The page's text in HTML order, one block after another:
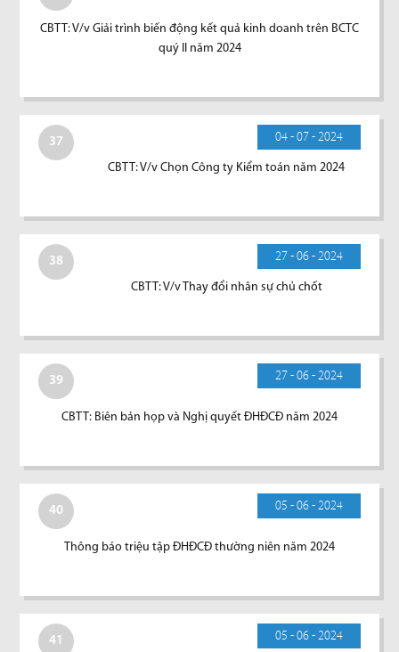
CBTT: V/v Giải trình biến động kết quả kinh doanh trên BCTC
quý II năm 2024
37 04 - 07 - 2024
CBTT: V/v Chọn Công ty Kiểm toán năm 2024
38 27 - 06 - 2024
CBTT: V/v Thay đổi nhân sự chủ chốt
39 27 - 06 - 2024
CBTT: Biên bản họp và Nghị quyết ĐHĐCĐ năm 2024
40 05 - 06 - 2024
Thông báo triệu tập ĐHĐCĐ thường niên năm 2024
41 05 - 06 - 2024